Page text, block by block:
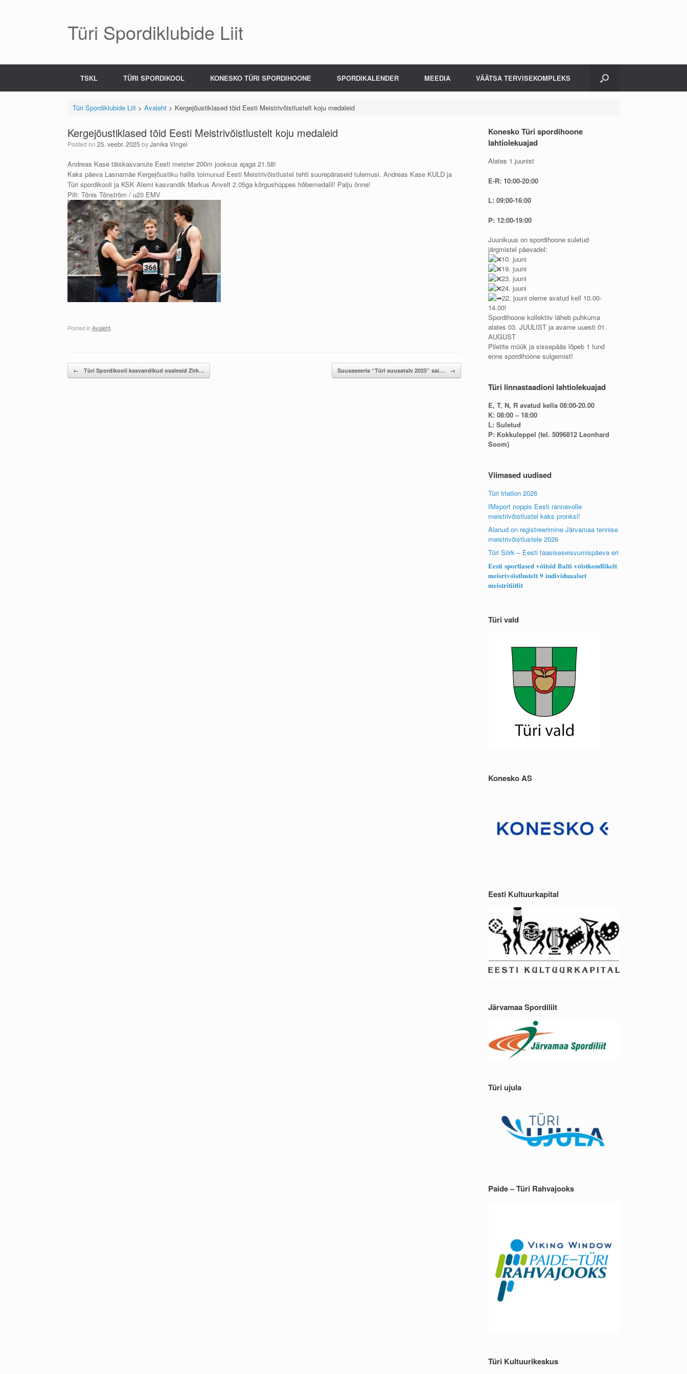
Türi Spordiklubide Liit
TSKL TÜRI SPORDIKOOL KONESKO TÜRI SPORDIHOONE SPORDIKALENDER MEEDIA VÄÄTSA TERVISEKOMPLEKS
Türi Spordiklubide Liit> Avaleht> Kergejõustiklased tõid Eesti Meistrivõistlustelt koju medaleid
Kergejõustiklased tõid Eesti Meistrivõistlustelt koju medaleid
Posted on 25. veebr. 2025 byJanika Vingel
Andreas Kase täiskasvanute Eesti meister 200m jooksus ajaga 21.58!
Kaks päeva Lasnamäe Kergejõustiku hallis toimunud Eesti Meistrivõistlustel tehti suurepäraseid tulemusi. Andreas Kase KULD ja
Türi spordikooli ja KSK Alemi kasvandik Markus Anvelt 2.05ga kõrgushüppes hõbemedalil! Palju õnne!
Pilt: Tõnis Tõnström / u20 EMV
Posted inAvaleht.
Post navigation
← Türi Spordikooli kasvandikud osalesid Zirk… Suusaseeria “Türi suusatalv 2025” sai… →
Konesko Türi spordihoone
lahtiolekuajad
Alates 1.juunist
E-R: 10:00-20:00
L: 09:00-16:00
P: 12:00-19:00
Juunikuus on spordihoone suletud
järgmistel päevadel:
10. juuni
19. juuni
23. juuni
24. juuni
22. juuni oleme avatud kell 10.00-
14.00!
Spordihoone kollektiiv läheb puhkuma
alates 03. JUULIST ja avame uuesti 01.
AUGUST
Piletite müük ja sissepääs lõpeb 1 tund
enne spordihoone sulgemist!
Türi linnastaadioni lahtiolekuajad
E, T, N, R avatud kella 08:00-20.00
K: 08:00 – 18:00
L: Suletud
P: Kokkuleppel (tel. 5096812 Leonhard
Soom)
Viimased uudised
Türi triatlon 2026
IMsport noppis Eesti rannavolle
meistrivõistlustel kaks pronksi!
Alanud on registreerimine Järvamaa tennise
meistrivõistlustele 2026
Türi Sörk – Eesti taasiseseisvumispäeva eri
𝐄𝐞𝐬𝐭𝐢 𝐬𝐩𝐨𝐫𝐭𝐥𝐚𝐬𝐞𝐝 𝐯𝐨̃𝐢𝐭𝐬𝐢𝐝 𝐁𝐚𝐥𝐭𝐢 𝐯𝐨̃𝐢𝐬𝐭𝐤𝐨𝐧𝐝𝐥𝐢𝐤𝐞𝐥𝐭
𝐦𝐞𝐢𝐬𝐫𝐢𝐯𝐨̃𝐢𝐬𝐭𝐥𝐮𝐬𝐭𝐞𝐥𝐭 𝟗 𝐢𝐧𝐝𝐢𝐯𝐢𝐝𝐮𝐚𝐚𝐥𝐬𝐞𝐭
𝐦𝐞𝐢𝐬𝐭𝐫𝐢𝐭𝐢𝐢𝐭𝐥𝐢𝐭
Türi vald
Konesko AS
Eesti Kultuurkapital
Järvamaa Spordiliit
Türi ujula
Paide – Türi Rahvajooks
Türi Kultuurikeskus